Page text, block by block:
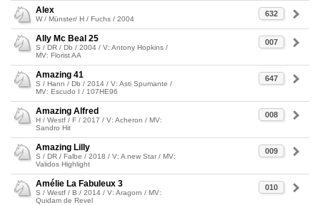
632
Alex
W / Münster/ H / Fuchs / 2004
007
Ally Mc Beal 25
S / DR / Db / 2004 / V: Antony Hopkins /
MV: Florist AA
647
Amazing 41
S / Hann / Db / 2014 / V: Asti Spumante /
MV: Escudo I / 107HE96
008
Amazing Alfred
H / Westf / F / 2017 / V: Acheron / MV:
Sandro Hit
009
Amazing Lilly
S / DR / Falbe / 2018 / V: A new Star / MV:
Validos Highlight
010
Amélie La Fabuleux 3
S / Westf / B / 2014 / V: Aragorn / MV:
Quidam de Revel